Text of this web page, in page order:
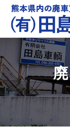
廃車買取
買取実績
お客様の声